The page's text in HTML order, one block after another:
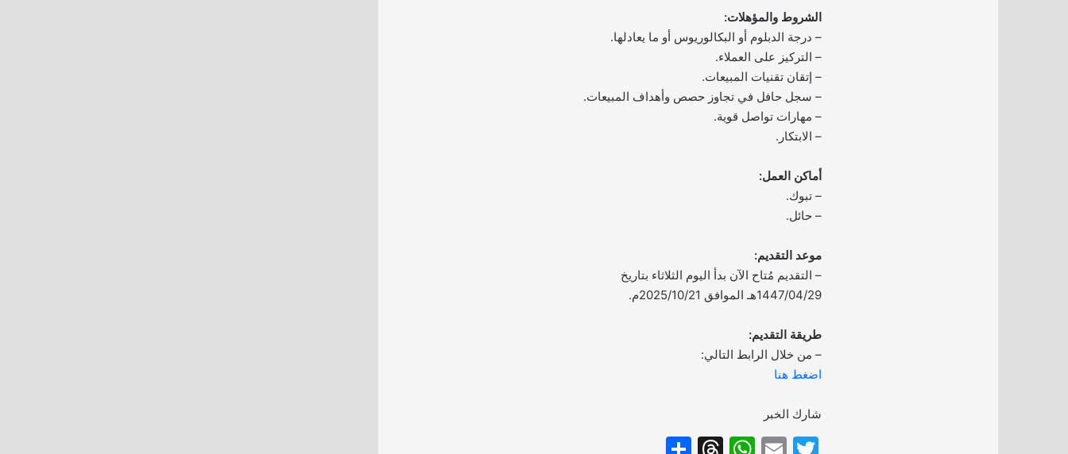
الشروط والمؤهلات:
– درجة الدبلوم أو البكالوريوس أو ما يعادلها.
– التركيز على العملاء.
– إتقان تقنيات المبيعات.
– سجل حافل في تجاوز حصص وأهداف المبيعات.
– مهارات تواصل قوية.
– الابتكار.
أماكن العمل:
– تبوك.
– حائل.
موعد التقديم:
– التقديم مُتاح الآن بدأ اليوم الثلاثاء بتاريخ
1447/04/29هـ الموافق 2025/10/21م.
طريقة التقديم:
– من خلال الرابط التالي:
اضغط هنا
شارك الخبر